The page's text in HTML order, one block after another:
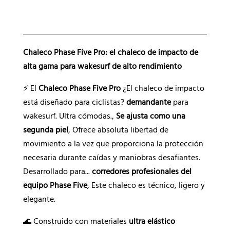
t
i
v
:
Chaleco Phase Five Pro: el chaleco de impacto de
alta gama para wakesurf de alto rendimiento
⚡ El Chaleco Phase Five Pro¿El chaleco de impacto
está diseñado para ciclistas?demandantepara
wakesurf. Ultra cómodas., Se ajusta como una
segunda piel, Ofrece absoluta libertad de
movimiento a la vez que proporciona la protección
necesaria durante caídas y maniobras desafiantes.
Desarrollado para...corredores profesionales del
equipo Phase Five, Este chaleco es técnico, ligero y
elegante.
🌊 Construido con materiales ultra elástico